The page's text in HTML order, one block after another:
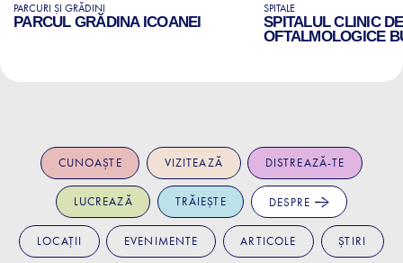
PARCURI ȘI GRĂDINI
PARCUL GRĂDINA ICOANEI
SPITALE
SPITALUL CLINIC
OFTALMOLOGICE
CUNOAȘTE VIZITEAZĂ DISTREAZĂ-TE
LUCREAZĂ TRĂIEȘTE DESPRE
LOCAȚII EVENIMENTE ARTICOLE ȘTIRI